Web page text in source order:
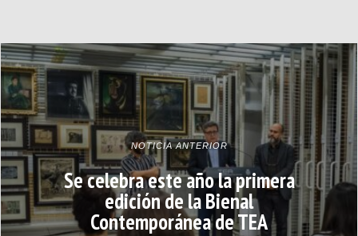
NOTICIA ANTERIOR
Se celebra este año la primera
edición de la Bienal
Contemporánea de TEA